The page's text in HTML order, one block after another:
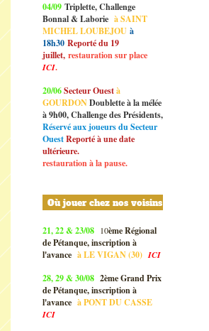
04/09 Triplette, Challenge
Bonnal & Laborie à SAINT
MICHEL LOUBEJOU à
18h30 Reporté du 19
juillet, restauration sur place
ICI.
20/06Secteur Ouestà
GOURDONDoublette à la mélée
à 9h00, Challenge des Présidents,
Réservé aux joueurs du Secteur
OuestReporté à une date
ultérieure.
restauration à la pause.
Où jouer chez nos voisins
21, 22 & 23/08 10ème Régional
de Pétanque, inscription à
l'avance àLE VIGAN (30) ICI
28, 29 & 30/08 2ème Grand Prix
de Pétanque, inscription à
l'avance àPONT DU CASSE
ICI